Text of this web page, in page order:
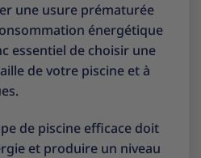
une usure prématurée
énergétique
essentiel de choisir une
de votre piscine et à
de piscine efficace doit
et produire un niveau